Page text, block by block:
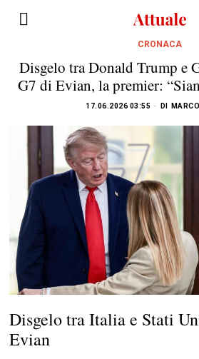
CRONACA
Disgelo tra Donald Trump e
G7 di Evian, la premier:
17.06.2026 03:55 DI
Disgelo tra Italia e Stati
Evian